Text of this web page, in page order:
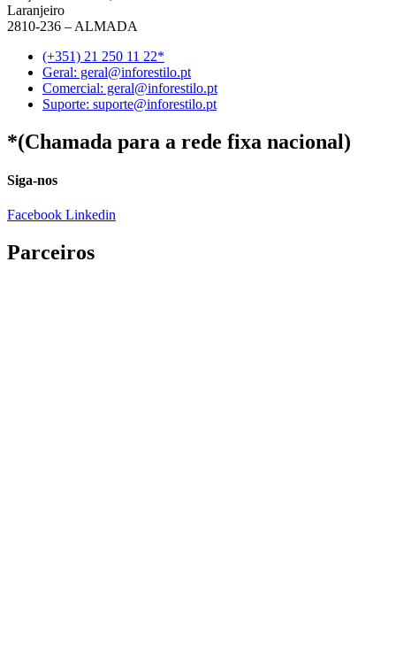
Laranjeiro
2810-236 – ALMADA
(+351) 21 250 11 22*
Geral: geral@inforestilo.pt
Comercial: geral@inforestilo.pt
Suporte: suporte@inforestilo.pt
*(Chamada para a rede fixa nacional)
Siga-nos
Facebook Linkedin
Parceiros